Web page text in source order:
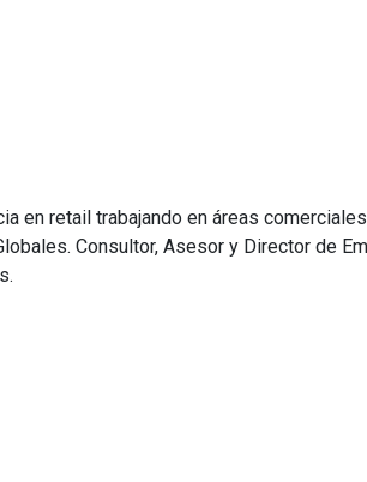
en retail trabajando en áreas
Consultor, Asesor y Director de